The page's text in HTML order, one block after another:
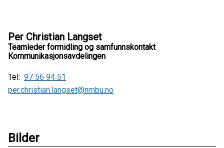
Per Christian Langset
Teamleder formidling og samfunnskontakt
Kommunikasjonsavdelingen
Tel: 97 56 94 51
per.christian.langset@nmbu.no
Bilder